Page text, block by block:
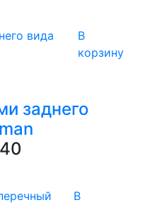
В
корзину
заднего
В